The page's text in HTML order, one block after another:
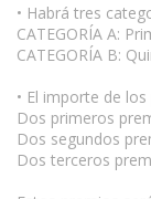
• Habrá tres
CATEGORÍA A:
CATEGORÍA B:
• El importe de
Dos primeros
Dos segundos
Dos terceros